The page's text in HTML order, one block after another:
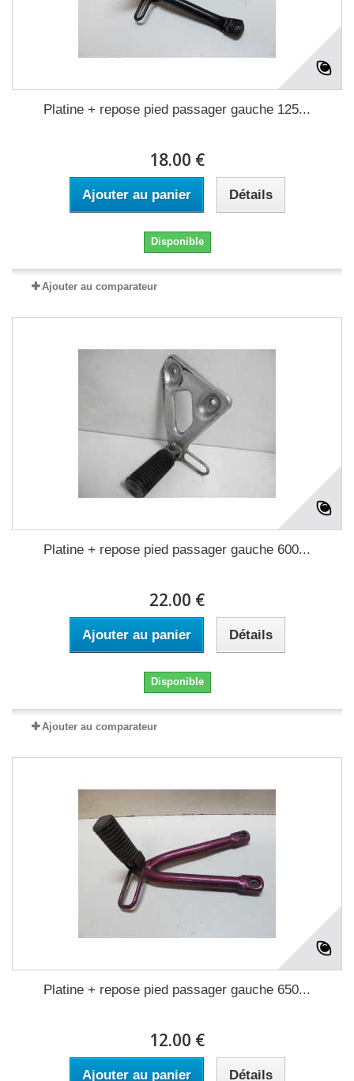
Platine + repose pied passager gauche 125...
18.00 €
Ajouter au panier Détails
Disponible
Ajouter au comparateur
Platine + repose pied passager gauche 600...
22.00 €
Ajouter au panier Détails
Disponible
Ajouter au comparateur
Platine + repose pied passager gauche 650...
12.00 €
Ajouter au panier Détails